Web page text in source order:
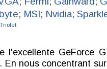
; MSI; Nvidia;
l'excellente GeForce
En nous concentrant